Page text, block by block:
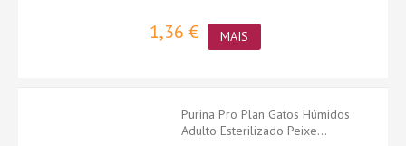
1,36 € MAIS
Purina Pro Plan Gatos Húmidos
Adulto Esterilizado Peixe...